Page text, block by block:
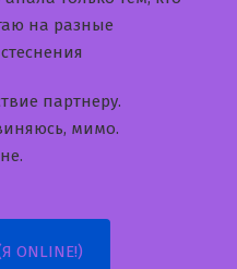
на разные
партнеру.
мимо.
ONLINE!)